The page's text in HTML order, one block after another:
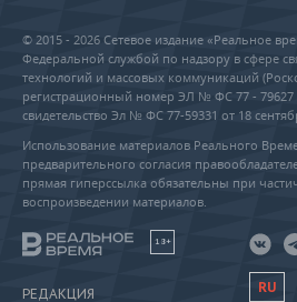
© 2015 - 2026 Сетевое издание «Реальное
Федеральной службой по надзору в сфере
технологий и массовых коммуникаций
регистрационный номер ЭЛ № ФС 77 - 79627
свидетельство Эл № ФС 77-59331 от 18
Использование материалов Реального
предварительного согласия
прямая гиперссылка обязательны при
воспроизведении материалов.
18+
РЕДАКЦИЯ
RU